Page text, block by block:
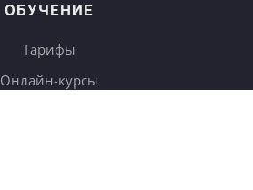
ОБУЧЕНИЕ
Тарифы
Онлайн-курсы